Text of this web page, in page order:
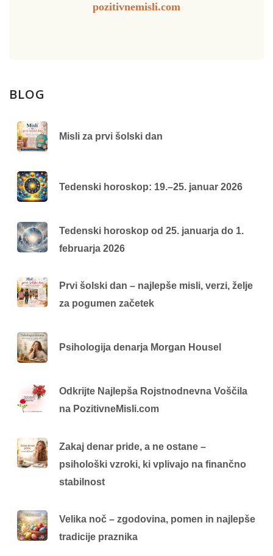
pozitivnemisli.com
BLOG
Misli za prvi šolski dan
Tedenski horoskop: 19.–25. januar 2026
Tedenski horoskop od 25. januarja do 1.
februarja 2026
Prvi šolski dan – najlepše misli, verzi, želje
za pogumen začetek
Psihologija denarja Morgan Housel
Odkrijte Najlepša Rojstnodnevna Voščila
na PozitivneMisli.com
Zakaj denar pride, a ne ostane –
psihološki vzroki, ki vplivajo na finančno
stabilnost
Velika noč – zgodovina, pomen in najlepše
tradicije praznika